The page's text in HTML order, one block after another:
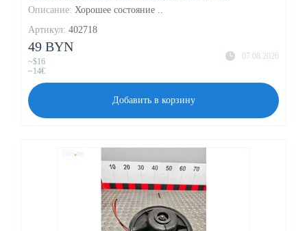
Описание: Хорошее состояние ..
Артикул: 402718
07.08.2026
49 BYN
~$16
~14€
Добавить в корзину